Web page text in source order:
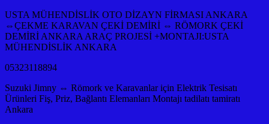
USTA MÜHENDİSLİK OTO DİZAYN FİRMASI ANKARA
⇔ÇEKME KARAVAN ÇEKİ DEMİRİ ⇔ RÖMORK ÇEKİ
DEMİRİ ANKARA ARAÇ PROJESİ +MONTAJI:USTA
MÜHENDİSLİK ANKARA
05323118894
Suzuki Jimny ⇔ Römork ve Karavanlar için Elektrik Tesisatı
Ürünleri Fiş, Priz, Bağlantı Elemanları Montajı tadilatı tamiratı
Ankara